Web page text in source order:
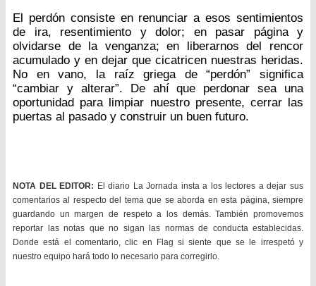
El perdón consiste en renunciar a esos sentimientos
de ira, resentimiento y dolor; en pasar página y
olvidarse de la venganza; en liberarnos del rencor
acumulado y en dejar que cicatricen nuestras heridas.
No en vano, la raíz griega de “perdón” significa
“cambiar y alterar”. De ahí que perdonar sea una
oportunidad para limpiar nuestro presente, cerrar las
puertas al pasado y construir un buen futuro.
NOTA DEL EDITOR: El diario La Jornada insta a los lectores a dejar sus
comentarios al respecto del tema que se aborda en esta página, siempre
guardando un margen de respeto a los demás. También promovemos
reportar las notas que no sigan las normas de conducta establecidas.
Donde está el comentario, clic en Flag si siente que se le irrespetó y
nuestro equipo hará todo lo necesario para corregirlo.